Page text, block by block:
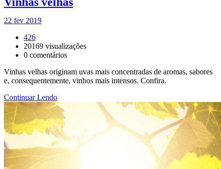
22 fev 2019
426
20169 visualizações
0 comentários
Vinhas velhas originam uvas mais concentradas de aromas, sabores
e, consequentemente, vinhos mais intensos. Confira.
Continuar Lendo